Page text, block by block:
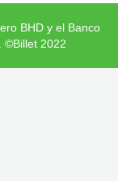
BHD y el Banco
©Billet 2022